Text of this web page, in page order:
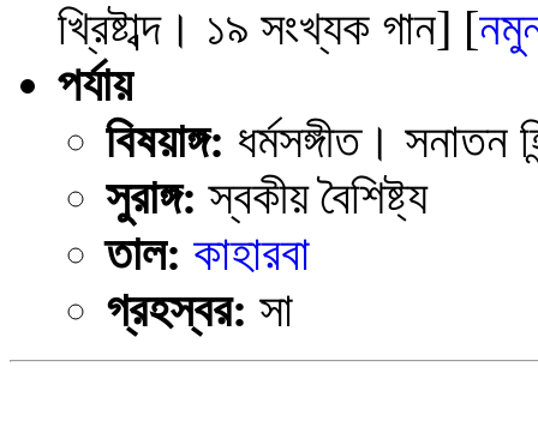
খ্রিষ্টাব্দ। ১৯ সংখ্যক গান] [
পর্যায়
বিষয়াঙ্গ: ধর্মসঙ্গীত। সনাতন
সুরাঙ্গ: স্বকীয় বৈশিষ্ট্য
তাল: কাহারবা
গ্রহস্বর: সা